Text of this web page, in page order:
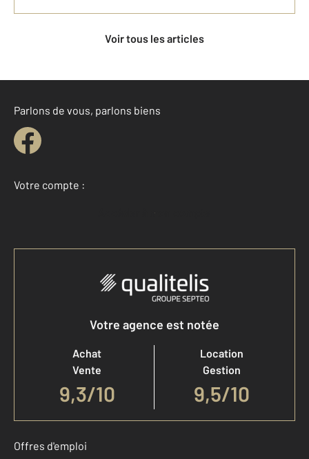
Voir tous les articles
Parlons de vous, parlons biens
Votre compte :
Accéder à mon compte
Votre agence est notée
Achat
Vente
9,3/10
Location
Gestion
9,5/10
Offres d'emploi